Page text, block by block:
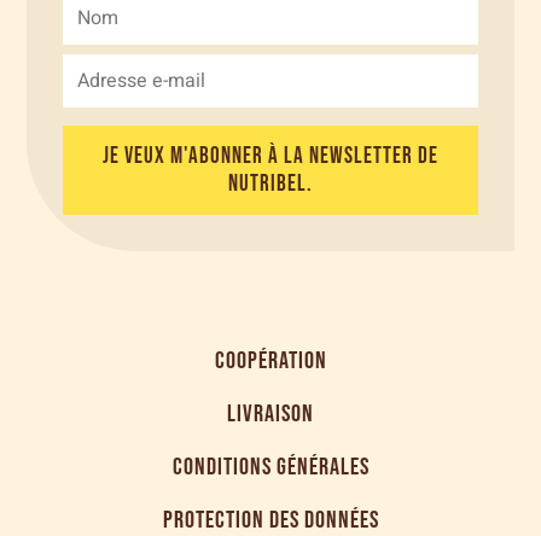
JE VEUX M'ABONNER À LA NEWSLETTER DE
NUTRIBEL.
COOPÉRATION
LIVRAISON
CONDITIONS GÉNÉRALES
PROTECTION DES DONNÉES